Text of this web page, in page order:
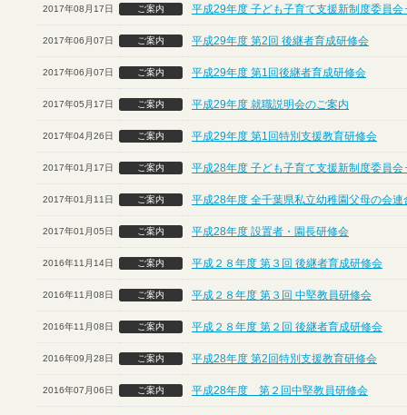
2017年08月17日 ご案内 平成29年度 子ども子育て支援新制度委員会
2017年06月07日 ご案内 平成29年度 第2回 後継者育成研修会
2017年06月07日 ご案内 平成29年度 第1回後継者育成研修会
2017年05月17日 ご案内 平成29年度 就職説明会のご案内
2017年04月26日 ご案内 平成29年度 第1回特別支援教育研修会
2017年01月17日 ご案内 平成28年度 子ども子育て支援新制度委員
2017年01月11日 ご案内 平成28年度 全千葉県私立幼稚園父母の会
2017年01月05日 ご案内 平成28年度 設置者・園長研修会
2016年11月14日 ご案内 平成２８年度 第３回 後継者育成研修会
2016年11月08日 ご案内 平成２８年度 第３回 中堅教員研修会
2016年11月08日 ご案内 平成２８年度 第２回 後継者育成研修会
2016年09月28日 ご案内 平成28年度 第2回特別支援教育研修会
2016年07月06日 ご案内 平成28年度 第２回中堅教員研修会